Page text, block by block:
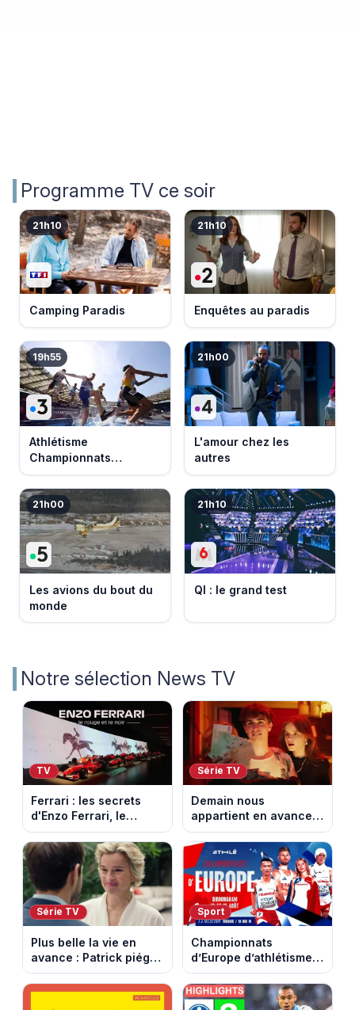
Programme TV ce soir
21h10
Camping Paradis
21h10
Enquêtes au paradis
19h55
Athlétisme
Championnats
d'Europe 2026
21h00
L'amour chez les
autres
21h00
Les avions du bout du
monde
21h10
QI : le grand test
Notre sélection News TV
TV
Ferrari : les secrets
d'Enzo Ferrari, le
fondateur de la
marque mythique au
cheval cabré
Série TV
Demain nous
appartient en avance :
Alex face à un choix
décisif. Episode du 11
août 2026.
Série TV
Plus belle la vie en
avance : Patrick piégé
par la DGSE. Episode
du 11 août 2026
Sport
Championnats
d’Europe d’athlétisme
2026 : le programme
complet à Birmingham
sur France Télévisions